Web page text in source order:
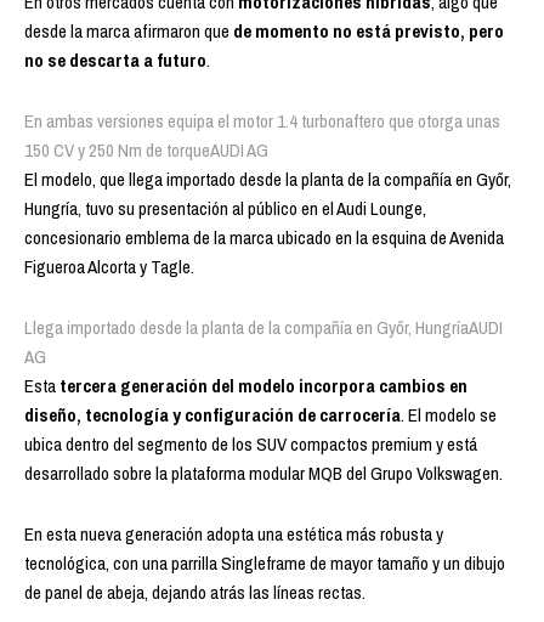
desde la marca afirmaron que de momento no está previsto, pero
no se descarta a futuro.
En ambas versiones equipa el motor 1.4 turbonaftero que otorga unas
150 CV y 250 Nm de torqueAUDI AG
El modelo, que llega importado desde la planta de la compañía en Győr,
Hungría, tuvo su presentación al público en el Audi Lounge,
concesionario emblema de la marca ubicado en la esquina de Avenida
Figueroa Alcorta y Tagle.
Llega importado desde la planta de la compañía en Győr, HungríaAUDI
AG
Estatercera generación del modelo incorpora cambios en
diseño, tecnología y configuración de carrocería. El modelo se
ubica dentro del segmento de los SUV compactos premium y está
desarrollado sobre la plataforma modular MQB del Grupo Volkswagen.
En esta nueva generación adopta una estética más robusta y
tecnológica, con una parrilla Singleframe de mayor tamaño y un dibujo
de panel de abeja, dejando atrás las líneas rectas.